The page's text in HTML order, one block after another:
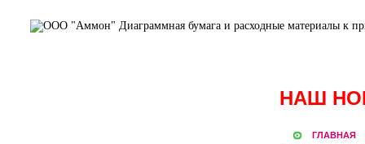
НАШ
ГЛАВНАЯ